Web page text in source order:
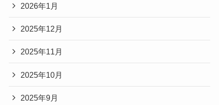
2026年1月
2025年12月
2025年11月
2025年10月
2025年9月